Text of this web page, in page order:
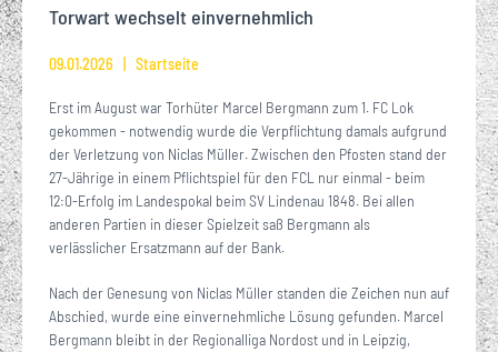
Torwart wechselt einvernehmlich
09.01.2026 Startseite
Erst im August war Torhüter Marcel Bergmann zum 1. FC Lok
gekommen - notwendig wurde die Verpflichtung damals aufgrund
der Verletzung von Niclas Müller. Zwischen den Pfosten stand der
27-Jährige in einem Pflichtspiel für den FCL nur einmal - beim
12:0-Erfolg im Landespokal beim SV Lindenau 1848. Bei allen
anderen Partien in dieser Spielzeit saß Bergmann als
verlässlicher Ersatzmann auf der Bank.
Nach der Genesung von Niclas Müller standen die Zeichen nun auf
Abschied, wurde eine einvernehmliche Lösung gefunden. Marcel
Bergmann bleibt in der Regionalliga Nordost und in Leipzig,